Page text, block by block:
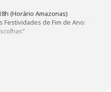
(Horário Amazonas)
Festividades de Fim de Ano:
compras… E agora?!